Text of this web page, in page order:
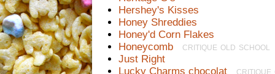
Hershey's Kisses
Honey Shreddies
Honey'd Corn Flakes
Honeycomb
  critique old school
Just Right
Lucky Charms chocolat